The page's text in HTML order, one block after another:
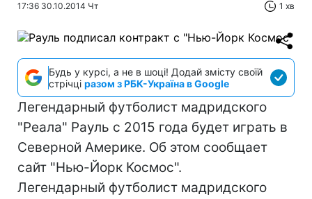
17:36 30.10.2014 Чт 1 хв
Будь у курсі, а не в шоці! Додай змісту своїй
стрічці разом з РБК-Україна в Google
Легендарный футболист мадридского
"Реала" Рауль с 2015 года будет играть в
Северной Америке. Об этом сообщает
сайт "Нью-Йорк Космос".
Легендарный футболист мадридского